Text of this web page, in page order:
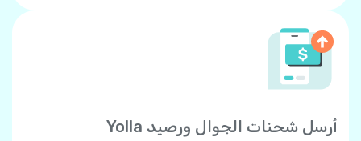
أرسل شحنات الجوال ورصيد Yolla